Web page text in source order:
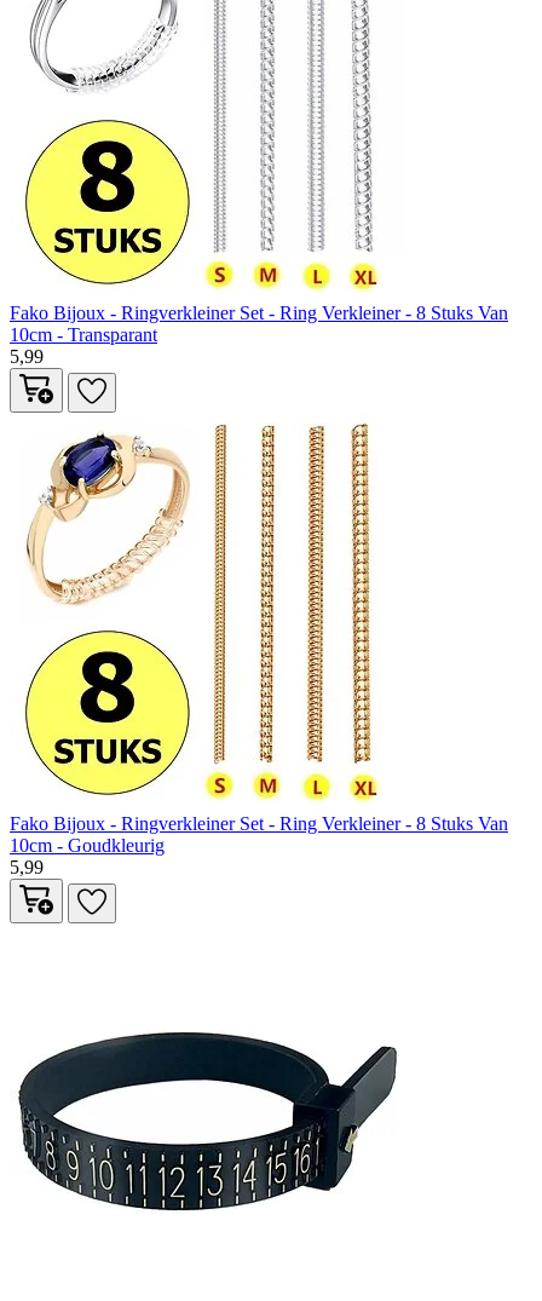
Fako Bijoux - Ringverkleiner Set - Ring Verkleiner - 8 Stuks Van
10cm - Transparant
5,99
Fako Bijoux - Ringverkleiner Set - Ring Verkleiner - 8 Stuks Van
10cm - Goudkleurig
5,99